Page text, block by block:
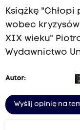
Książkę "Chłopi
wobec
XIX wieku"
Wydawnictwo
Autor:
Wyślij opinię na